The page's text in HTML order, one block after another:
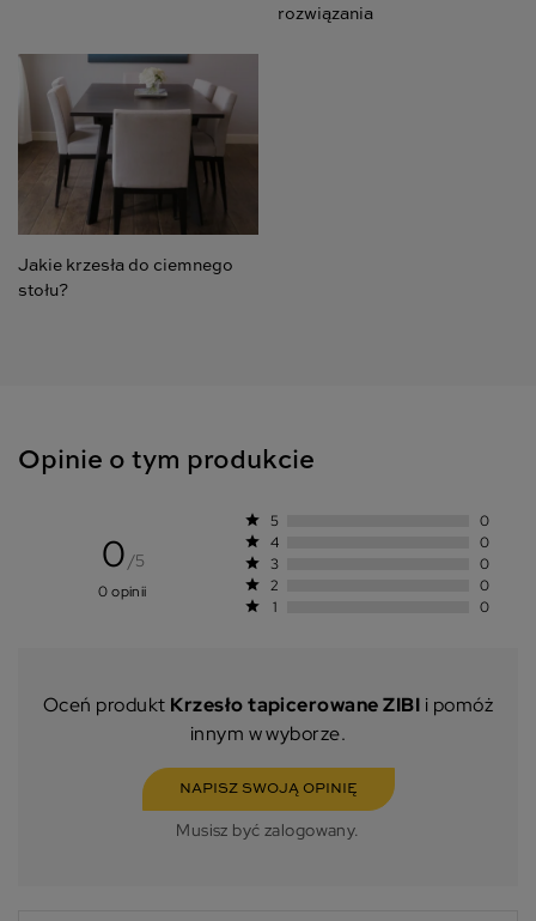
rozwiązania
Jakie krzesła do ciemnego
stołu?
Opinie o tym produkcie
0/5
0 opinii
star 5 0
star 4 0
star 3 0
star 2 0
star 1 0
Oceń produkt Krzesło tapicerowane ZIBI i pomóż
innym w wyborze.
NAPISZ SWOJĄ OPINIĘ
Musisz być zalogowany.